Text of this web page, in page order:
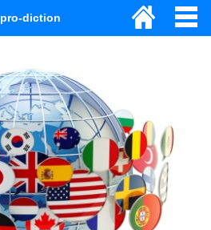
pro-diction